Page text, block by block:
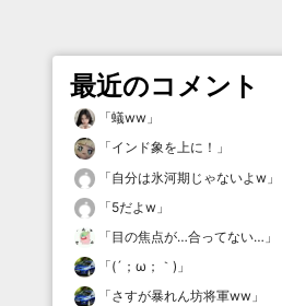
最近のコメント
「蟻ww 」
「インド象を上に！ 」
「自分は氷河期じゃないよw 」
「5だよw 」
「目の焦点が…合ってない… 」
「(´；ω；｀) 」
「さすが暴れん坊将軍ww 」